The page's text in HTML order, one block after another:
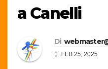
a Canelli
Di
FEB 25, 2025